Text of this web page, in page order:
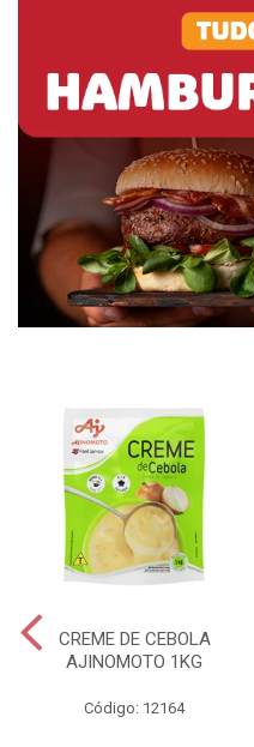
CREME DE CEBOLA
AJINOMOTO 1KG
Código: 12164